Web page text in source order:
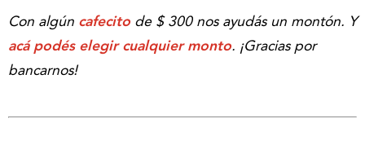
Con algún cafecito de $ 300 nos ayudás un montón. Y
acá podés elegir cualquier monto. ¡Gracias por
bancarnos!